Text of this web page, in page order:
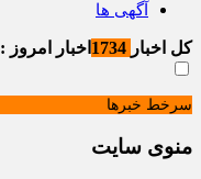
آگهی ها
کل اخبار اخبار امروز :
سرخط خبرها
منوی سایت